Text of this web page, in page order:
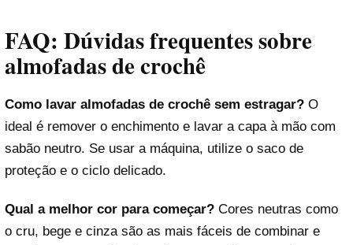
Reproduzir vídeo
FAQ: Dúvidas frequentes sobre
almofadas de crochê
Como lavar almofadas de crochê sem estragar? O
ideal é remover o enchimento e lavar a capa à mão com
sabão neutro. Se usar a máquina, utilize o saco de
proteção e o ciclo delicado.
Qual a melhor cor para começar? Cores neutras como
o cru, bege e cinza são as mais fáceis de combinar e